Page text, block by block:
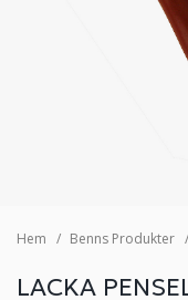
Hem Benns Produkter
LACKA